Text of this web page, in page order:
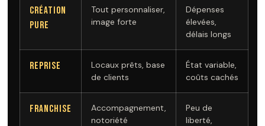
Création
Pure
Tout personnaliser,
image forte
Dépenses
élevées,
délais longs
Reprise
Locaux prêts, base
de clients
État variable,
coûts cachés
Franchise
Accompagnement,
notoriété
Peu de
liberté,